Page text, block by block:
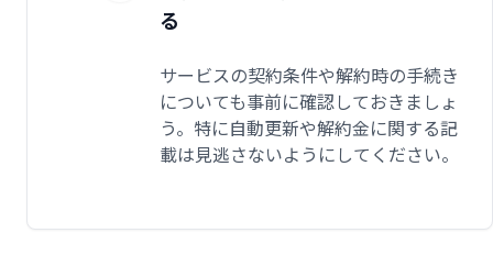
る
サービスの契約条件や解約時の手続き
についても事前に確認しておきましょ
う。特に自動更新や解約金に関する記
載は見逃さないようにしてください。